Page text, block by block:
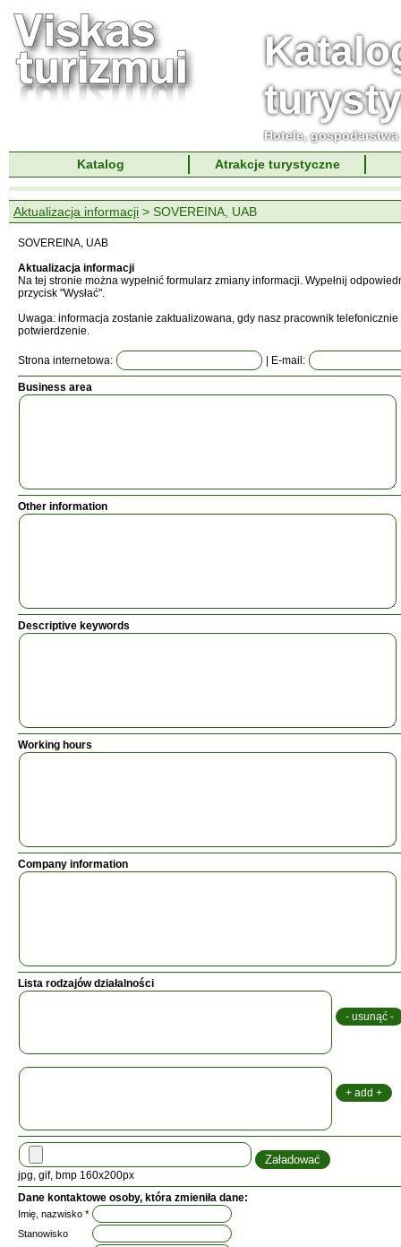
Hotele,
Katalog
Atrakcje turystyczne
Aktualizacja informacji > SOVEREINA, UAB
SOVEREINA, UAB
Aktualizacja informacji
Na tej stronie można wypełnić formularz zmiany informacji. Wypełnij
przycisk "Wysłać".
Uwaga: informacja zostanie zaktualizowana, gdy nasz pracownik
potwierdzenie.
Strona internetowa: | E-mail:
Business area
Other information
Descriptive keywords
Working hours
Company information
Lista rodzajów działalności
jpg, gif, bmp 160x200px
Dane kontaktowe osoby, która zmieniła dane:
Imię, nazwisko *
Stanowisko